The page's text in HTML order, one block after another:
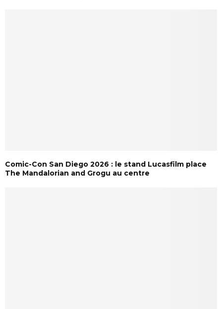
Comic-Con San Diego 2026 : le stand Lucasfilm place
The Mandalorian and Grogu au centre